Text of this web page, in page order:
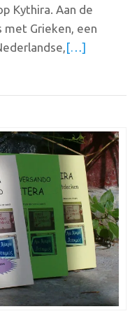
Kythira. Aan de
met Grieken, een
[…]